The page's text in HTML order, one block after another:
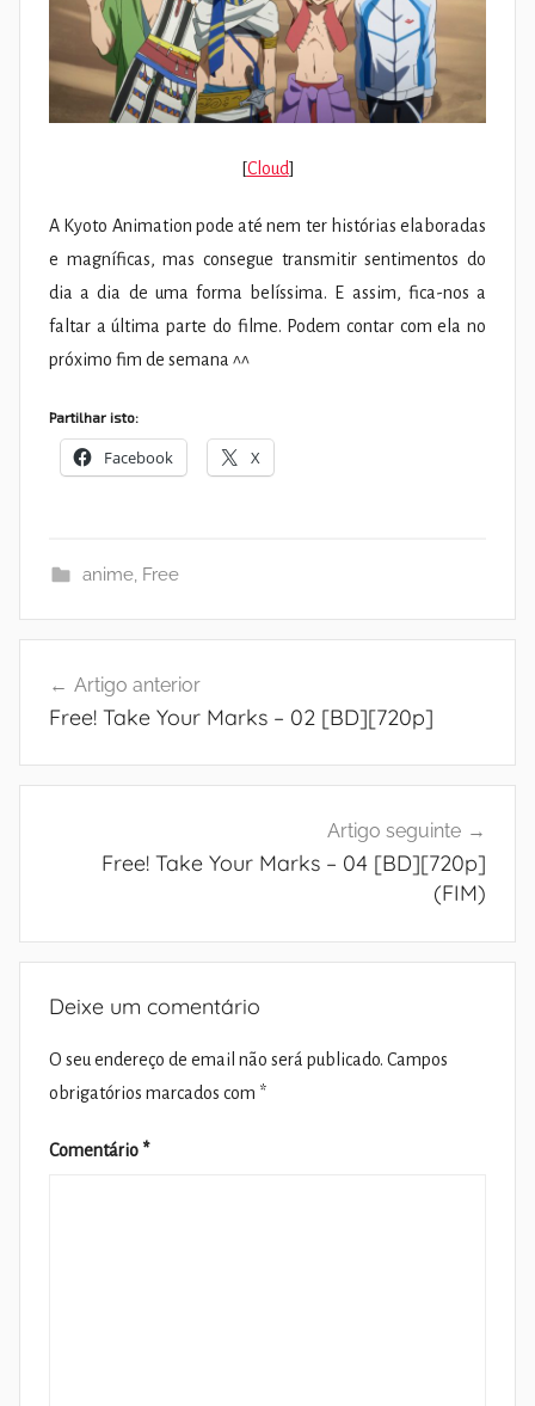
[Cloud]
A Kyoto Animation pode até nem ter histórias elaboradas
e magníficas, mas consegue transmitir sentimentos do
dia a dia de uma forma belíssima. E assim, fica-nos a
faltar a última parte do filme. Podem contar com ela no
próximo fim de semana ^^
Partilhar isto:
Facebook X
anime, Free
de
Artigo anterior
Free! Take Your Marks – 02 [BD][720p]
Artigo seguinte
Free! Take Your Marks – 04 [BD][720p]
(FIM)
Deixe um comentário
O seu endereço de email não será publicado. Campos
obrigatórios marcados com *
Comentário *